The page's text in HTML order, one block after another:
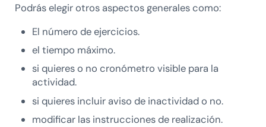
Podrás elegir otros aspectos generales como:
El número de ejercicios.
el tiempo máximo.
si quieres o no cronómetro visible para la
actividad.
si quieres incluir aviso de inactividad o no.
modificar las instrucciones de realización.